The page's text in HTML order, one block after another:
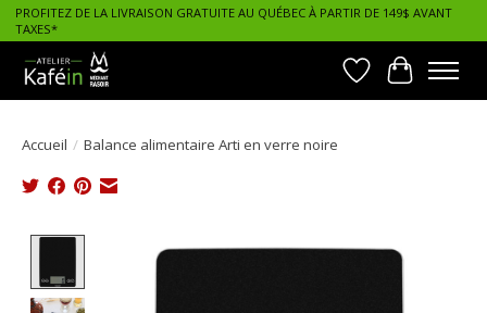
PROFITEZ DE LA LIVRAISON GRATUITE AU QUÉBEC À PARTIR DE 149$ AVANT
TAXES*
Liste dePanier
Accueil / Balance alimentaire Arti en verre noire
Product image slideshow Items